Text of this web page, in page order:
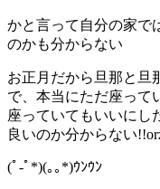
かと言って自分の家で
のかも分からない
お正月だから旦那と旦
で、本当にただ座って
座っていてもいいにし
良いのか分からない
(ﾟ-ﾟ*)(｡｡*)ｳﾝｳﾝ